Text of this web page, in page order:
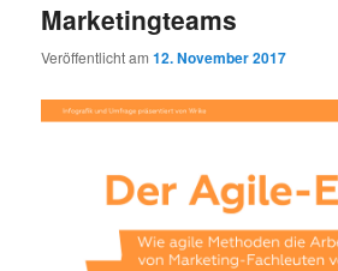
Marketingteams
Veröffentlicht am12. November 2017